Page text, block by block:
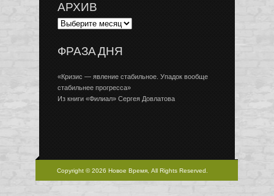
АРХИВ
ФРАЗА ДНЯ
«Кризис — явление стабильное. Упадок вообще
стабильнее прогресса»
Из книги «Филиал» Сергея Довлатова
Copyright © 2026 Новое Время, All Rights Reserved.